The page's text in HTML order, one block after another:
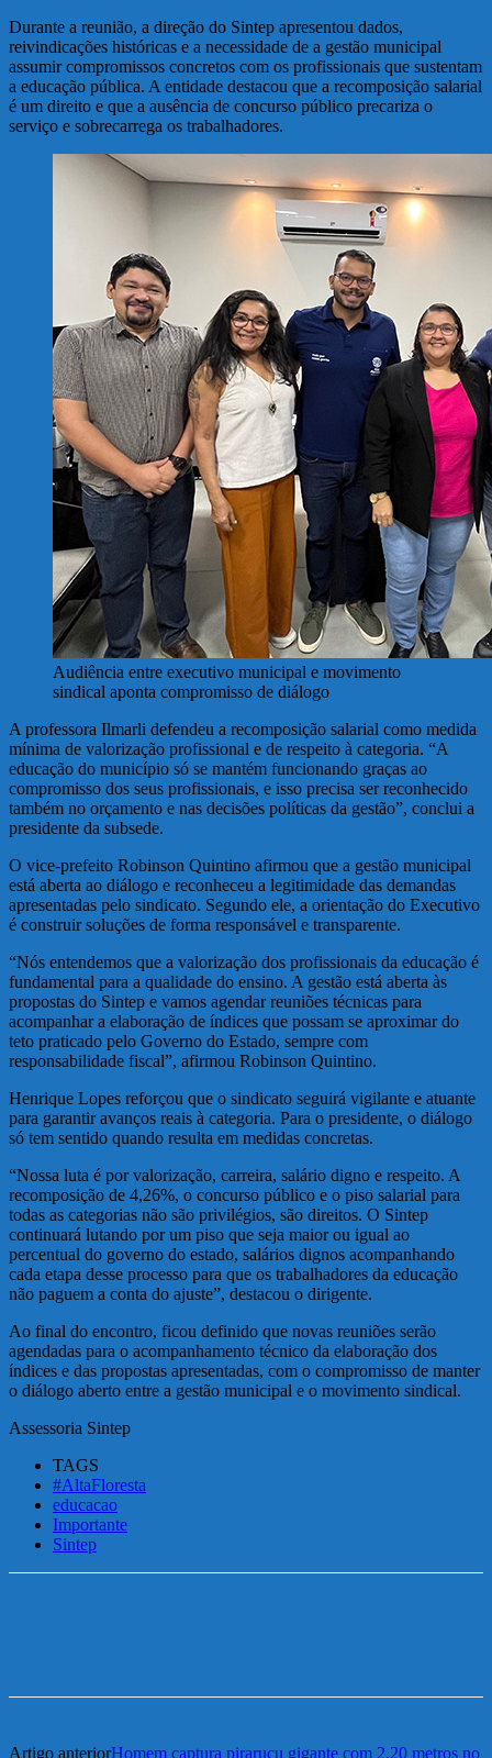
Durante a reunião, a direção do Sintep apresentou dados,
reivindicações históricas e a necessidade de a gestão municipal
assumir compromissos concretos com os profissionais que sustentam
a educação pública. A entidade destacou que a recomposição salarial
é um direito e que a ausência de concurso público precariza o
serviço e sobrecarrega os trabalhadores.
Audiência entre executivo municipal e movimento
sindical aponta compromisso de diálogo
A professora Ilmarli defendeu a recomposição salarial como medida
mínima de valorização profissional e de respeito à categoria. “A
educação do município só se mantém funcionando graças ao
compromisso dos seus profissionais, e isso precisa ser reconhecido
também no orçamento e nas decisões políticas da gestão”, conclui a
presidente da subsede.
O vice-prefeito Robinson Quintino afirmou que a gestão municipal
está aberta ao diálogo e reconheceu a legitimidade das demandas
apresentadas pelo sindicato. Segundo ele, a orientação do Executivo
é construir soluções de forma responsável e transparente.
“Nós entendemos que a valorização dos profissionais da educação é
fundamental para a qualidade do ensino. A gestão está aberta às
propostas do Sintep e vamos agendar reuniões técnicas para
acompanhar a elaboração de índices que possam se aproximar do
teto praticado pelo Governo do Estado, sempre com
responsabilidade fiscal”, afirmou Robinson Quintino.
Henrique Lopes reforçou que o sindicato seguirá vigilante e atuante
para garantir avanços reais à categoria. Para o presidente, o diálogo
só tem sentido quando resulta em medidas concretas.
“Nossa luta é por valorização, carreira, salário digno e respeito. A
recomposição de 4,26%, o concurso público e o piso salarial para
todas as categorias não são privilégios, são direitos. O Sintep
continuará lutando por um piso que seja maior ou igual ao
percentual do governo do estado, salários dignos acompanhando
cada etapa desse processo para que os trabalhadores da educação
não paguem a conta do ajuste”, destacou o dirigente.
Ao final do encontro, ficou definido que novas reuniões serão
agendadas para o acompanhamento técnico da elaboração dos
índices e das propostas apresentadas, com o compromisso de manter
o diálogo aberto entre a gestão municipal e o movimento sindical.
Assessoria Sintep
TAGS
#AltaFloresta
educacao
Importante
Sintep
Artigo anteriorHomem captura pirarucu gigante com 2,20 metros no